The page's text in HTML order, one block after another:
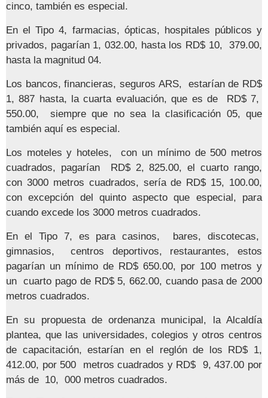
cinco, también es especial.
En el Tipo 4, farmacias, ópticas, hospitales públicos y
privados, pagarían 1, 032.00, hasta los RD$ 10, 379.00,
hasta la magnitud 04.
Los bancos, financieras, seguros ARS, estarían de RD$
1, 887 hasta, la cuarta evaluación, que es de RD$ 7,
550.00, siempre que no sea la clasificación 05, que
también aquí es especial.
Los moteles y hoteles, con un mínimo de 500 metros
cuadrados, pagarían RD$ 2, 825.00, el cuarto rango,
con 3000 metros cuadrados, sería de RD$ 15, 100.00,
con excepción del quinto aspecto que especial, para
cuando excede los 3000 metros cuadrados.
En el Tipo 7, es para casinos, bares, discotecas,
gimnasios, centros deportivos, restaurantes, estos
pagarían un mínimo de RD$ 650.00, por 100 metros y
un cuarto pago de RD$ 5, 662.00, cuando pasa de 2000
metros cuadrados.
En su propuesta de ordenanza municipal, la Alcaldía
plantea, que las universidades, colegios y otros centros
de capacitación, estarían en el reglón de los RD$ 1,
412.00, por 500 metros cuadrados y RD$ 9, 437.00 por
más de 10, 000 metros cuadrados.